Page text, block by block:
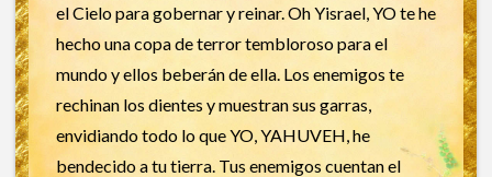
el Cielo para gobernar y reinar. Oh Yisrael, YO te he
hecho una copa de terror tembloroso para el
mundo y ellos beberán de ella. Los enemigos te
rechinan los dientes y muestran sus garras,
envidiando todo lo que YO, YAHUVEH, he
bendecido a tu tierra. Tus enemigos cuentan el